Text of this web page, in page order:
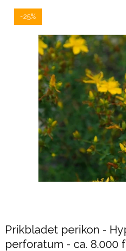
-25%
Prikbladet perikon -
perforatum - ca. 8.000